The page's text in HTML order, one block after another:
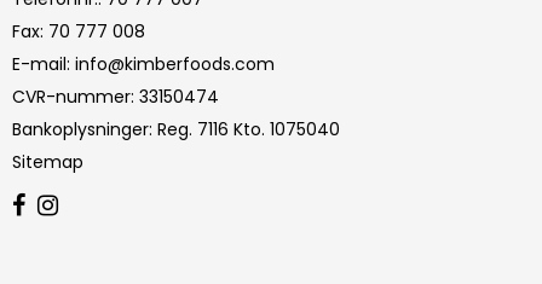
Fax: 70 777 008
E-mail: info@kimberfoods.com
CVR-nummer: 33150474
Bankoplysninger: Reg. 7116 Kto. 1075040
Sitemap